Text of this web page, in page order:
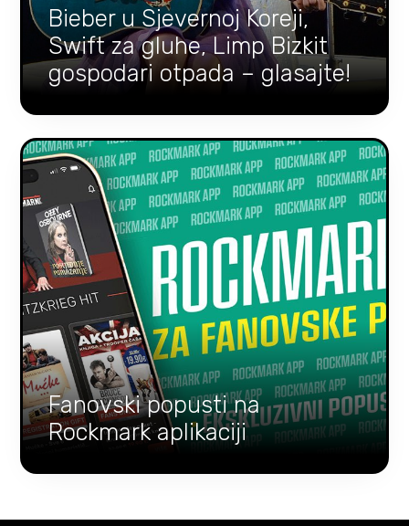
Bieber u Sjevernoj Koreji,
Swift za gluhe, Limp Bizkit
gospodari otpada – glasajte!
Fanovski popusti na
Rockmark aplikaciji